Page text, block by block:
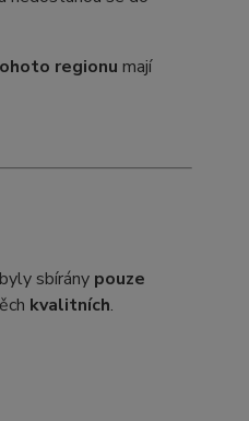
regionu mají
sbírány pouze
kvalitních.